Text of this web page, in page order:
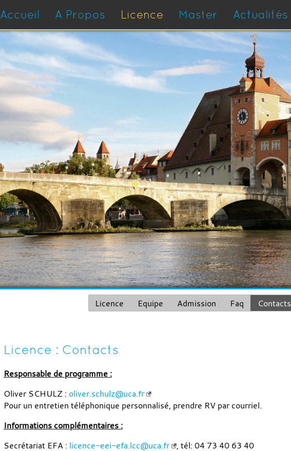
Accueil A Propos Licence Master Actualités
Licence Equipe Admission Faq Contacts
Licence : Contacts
Responsable de programme :
Oliver SCHULZ : oliver.schulz@uca.fr
Pour un entretien téléphonique personnalisé, prendre RV par courriel.
Informations complémentaires :
Secrétariat EFA : licence-eei-efa.lcc@uca.fr , tél: 04 73 40 63 40